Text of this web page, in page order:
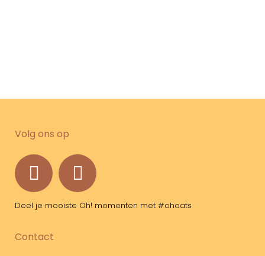
Volg ons op
Deel je mooiste Oh! momenten met #ohoats
Contact